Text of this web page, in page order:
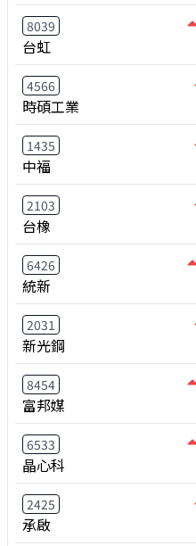
8039
台虹
4566
時碩工業
1435
中福
2103
台橡
6426
統新
2031
新光鋼
8454
富邦媒
6533
晶心科
2425
承啟